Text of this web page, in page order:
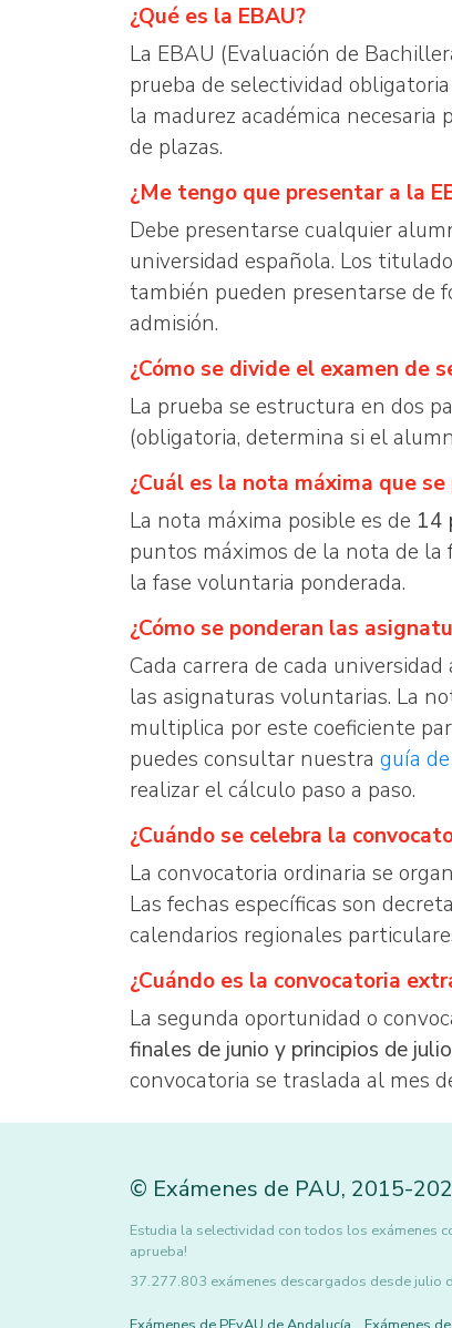
¿Qué es la EBAU?
La EBAU (Evaluación de
prueba de selectividad
la madurez académica
de plazas.
¿Me tengo que presentar a la
Debe presentarse cualquier
universidad española. Los
también pueden presentarse de
admisión.
¿Cómo se divide el examen de
La prueba se estructura en dos
(obligatoria, determina si el
¿Cuál es la nota máxima que
La nota máxima posible es de 14
puntos máximos de la nota de la
la fase voluntaria ponderada.
¿Cómo se ponderan las
Cada carrera de cada
las asignaturas voluntarias. La
multiplica por este coeficiente
puedes consultar nuestra guía
realizar el cálculo paso a paso.
¿Cuándo se celebra la
La convocatoria ordinaria se
Las fechas específicas son
calendarios regionales
¿Cuándo es la convocatoria
La segunda oportunidad o
finales de junio y principios de julio
convocatoria se traslada al mes
© Exámenes de PAU, 2015-
Estudia la selectividad con todos los exámenes
aprueba!
37.277.803 exámenes descargados desde julio